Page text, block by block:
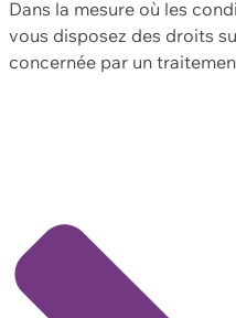
Dans la mesure où les
vous disposez des droits
concernée par un